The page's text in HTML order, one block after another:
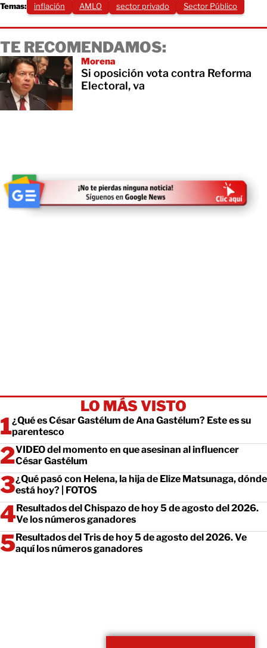
Temas: inflación AMLO sector privado Sector Público
TE RECOMENDAMOS:
Morena
Si oposición vota contra Reforma
Electoral, va
LO MÁS VISTO
¿Qué es César Gastélum de Ana Gastélum? Este es su
parentesco
VIDEO del momento en que asesinan al influencer
César Gastélum
¿Qué pasó con Helena, la hija de Elize Matsunaga, dónde
está hoy? | FOTOS
Resultados del Chispazo de hoy 5 de agosto del 2026.
Ve los números ganadores
Resultados del Tris de hoy 5 de agosto del 2026. Ve
aquí los números ganadores